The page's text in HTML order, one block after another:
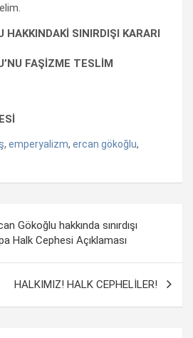
HAKKINDAKİ SINIRDIŞI KARARI
FAŞİZME TESLİM
, emperyalizm, ercan gökoğlu,
Gökoğlu hakkında sınırdışı
Halk Cephesi Açıklaması
HALKIMIZ! HALK CEPHELİLER!